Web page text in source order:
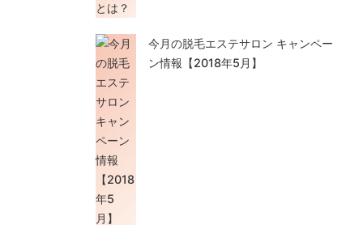
今月の脱毛エステサロン キャンペー
ン情報【2018年5月】